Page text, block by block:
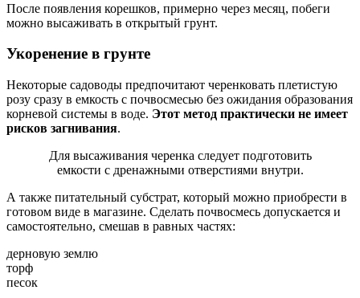
После появления корешков, примерно через месяц, побеги
можно высаживать в открытый грунт.
Укоренение в грунте
Некоторые садоводы предпочитают черенковать плетистую
розу сразу в емкость с почвосмесью без ожидания образования
корневой системы в воде. Этот метод практически не имеет
рисков загнивания.
Для высаживания черенка следует подготовить
емкости с дренажными отверстиями внутри.
А также питательный субстрат, который можно приобрести в
готовом виде в магазине. Сделать почвосмесь допускается и
самостоятельно, смешав в равных частях:
дерновую землю
торф
песок